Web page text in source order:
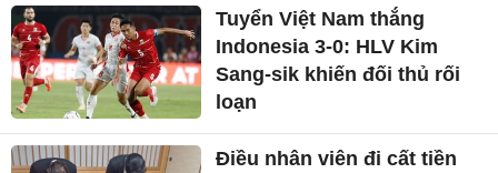
Tuyển Việt Nam thắng
Indonesia 3-0: HLV Kim
Sang-sik khiến đối thủ rối
loạn
Điều nhân viên đi cất tiền